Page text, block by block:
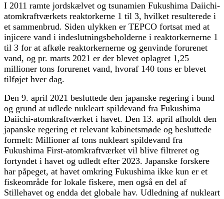
I 2011 ramte jordskælvet og tsunamien Fukushima Daiichi-
atomkraftværkets reaktorkerne 1 til 3, hvilket resulterede i
et sammenbrud. Siden ulykken er TEPCO fortsat med at
injicere vand i indeslutningsbeholderne i reaktorkernerne 1
til 3 for at afkøle reaktorkernerne og genvinde forurenet
vand, og pr. marts 2021 er der blevet oplagret 1,25
millioner tons forurenet vand, hvoraf 140 tons er blevet
tilføjet hver dag.
Den 9. april 2021 besluttede den japanske regering i bund
og grund at udlede nukleart spildevand fra Fukushima
Daiichi-atomkraftværket i havet. Den 13. april afholdt den
japanske regering et relevant kabinetsmøde og besluttede
formelt: Millioner af tons nukleart spildevand fra
Fukushima First-atomkraftværket vil blive filtreret og
fortyndet i havet og udledt efter 2023. Japanske forskere
har påpeget, at havet omkring Fukushima ikke kun er et
fiskeområde for lokale fiskere, men også en del af
Stillehavet og endda det globale hav. Udledning af nukleart